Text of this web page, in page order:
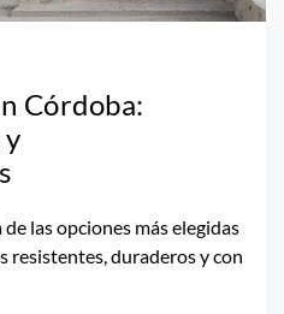
Córdoba:
las opciones más elegidas
resistentes, duraderos y con